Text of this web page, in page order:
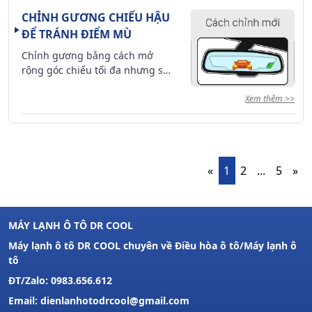
CHỈNH GƯƠNG CHIẾU HẬU
ĐỂ TRÁNH ĐIỂM MÙ
Chỉnh gương bằng cách mở
rộng góc chiếu tối đa nhưng sẽ
Xem thêm >>
« 1 2 ... 5 »
MÁY LẠNH Ô TÔ DR COOL
Máy lạnh ô tô DR COOL chuyên về Điều hòa ô tô/Máy lạnh ô
tô
ĐT/Zalo: 0983.656.612
Email: dienlanhotodrcool@gmail.com